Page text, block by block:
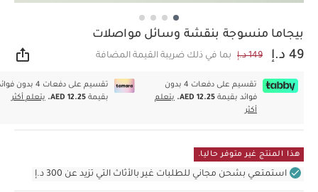
بيجاما منسوجة بنقشة وسائل مواصلات
49 د.إ 149 د.إ بما في ذلك ضريبة القيمة المضافة
تقسيم على دفعات 4 بدون
فوائد بقيمة AED 12.25.
يتعلم
أكثر
تقسيم على دفعات 4 بدون
بقيمةAED 12.25. يتعلم أكثر
هذا المنتج غير متوفر حاليا.
استمتعي بشحن مجاني للطلبات غير بالأثاث التي تزيد عن 300 د.إ